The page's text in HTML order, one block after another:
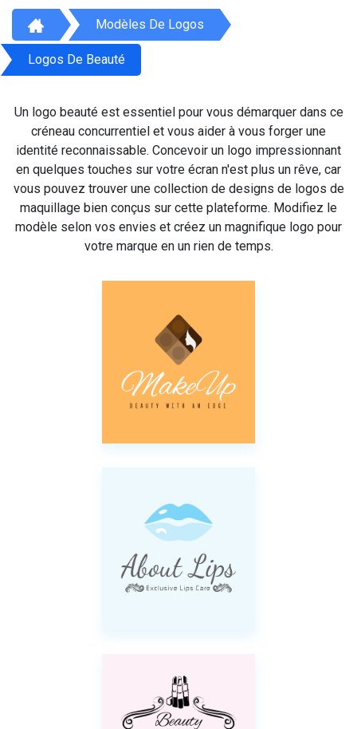
Modèles De Logos
Logos De Beauté
Un logo beauté est essentiel pour vous démarquer dans ce
créneau concurrentiel et vous aider à vous forger une
identité reconnaissable. Concevoir un logo impressionnant
en quelques touches sur votre écran n'est plus un rêve, car
vous pouvez trouver une collection de designs de logos de
maquillage bien conçus sur cette plateforme. Modifiez le
modèle selon vos envies et créez un magnifique logo pour
votre marque en un rien de temps.